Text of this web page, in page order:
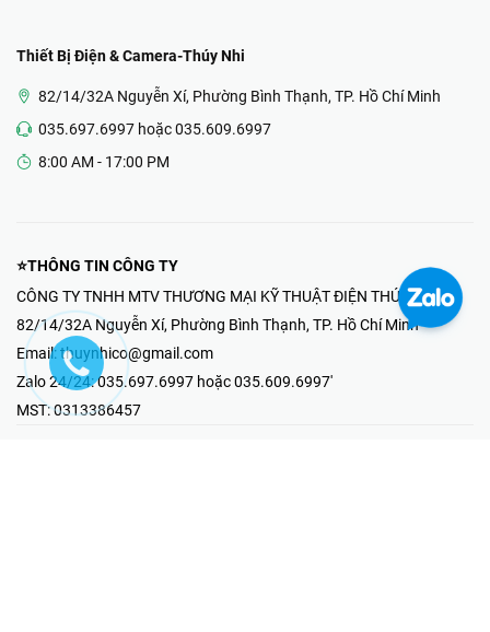
Thiết Bị Điện & Camera-Thúy Nhi
82/14/32A Nguyễn Xí, Phường Bình Thạnh, TP. Hồ Chí Minh
035.697.6997 hoặc 035.609.6997
8:00 AM - 17:00 PM
⭐THÔNG TIN CÔNG TY
CÔNG TY TNHH MTV THƯƠNG MẠI KỸ THUẬT ĐIỆN THÚY NHI
82/14/32A Nguyễn Xí, Phường Bình Thạnh, TP. Hồ Chí Minh
Email: thuynhico@gmail.com
Zalo 24/24:035.697.6997 hoặc 035.609.6997'
MST:0313386457